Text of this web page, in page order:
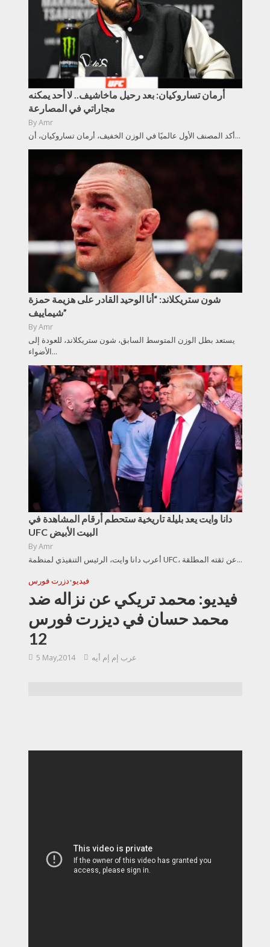
أرمان تساروكيان: بعد رحيل ماخاشيف.. لا أحد يمكنه
مجاراتي في المصارعة
ByAmr
أكد المصنف الأول عالميًا في الوزن الخفيف، أرمان تساروكيان، أن...
شون ستريكلاند: “أنا الوحيد القادر على هزيمة حمزة
شيماييف”
ByAmr
يستعد بطل الوزن المتوسط السابق، شون ستريكلاند، للعودة إلى
الأضواء...
دانا وايت يعد بليلة تاريخية ستحطم أرقام المشاهدة في
UFC البيت الأبيض
ByAmr
أعرب دانا وايت، الرئيس التنفيذي لمنظمة UFC، عن ثقته المطلقة...
دزرت فورس•فيديو
فيديو: محمد تريكي عن نزاله ضد
محمد حسان في ديزرت فورس
12
5 May,2014 عرب إم إم أيه